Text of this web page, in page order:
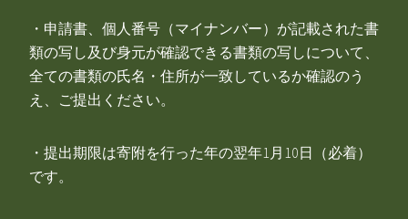
・申請書、個人番号（マイナンバー）が記載された書
類の写し及び身元が確認できる書類の写しについて、
全ての書類の氏名・住所が一致しているか確認のう
え、ご提出ください。
・提出期限は寄附を行った年の翌年1月10日（必着）
です。